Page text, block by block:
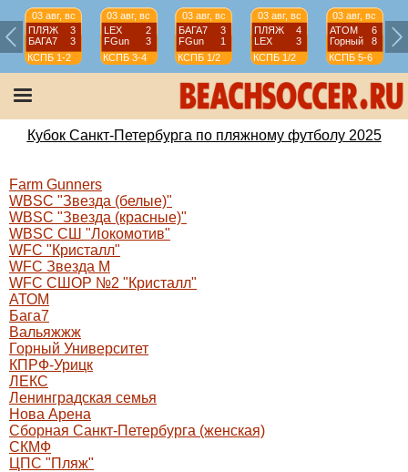
03 авг, вс
ПЛЯЖ
3
БАГА7
3
КСПБ 1-2
03 авг, вс
LEX
2
FGun
3
КСПБ 3-4
03 авг, вс
БАГА7
3
FGun
1
КСПБ 1/2
03 авг, вс
ПЛЯЖ
4
LEX
3
КСПБ 1/2
03 авг, вс
АТОМ
6
Горный
8
КСПБ 5-6
Кубок Санкт-Петербурга по пляжному футболу 2025
Farm Gunners
WBSC "Звезда (белые)"
WBSC "Звезда (красные)"
WBSC СШ "Локомотив"
WFC "Кристалл"
WFC Звезда М
WFC СШОР №2 "Кристалл"
АТОМ
Бага7
Вальяжжж
Горный Университет
КПРФ-Урицк
ЛЕКС
Ленинградская семья
Нова Арена
Сборная Санкт-Петербурга (женская)
СКМФ
ЦПС "Пляж"